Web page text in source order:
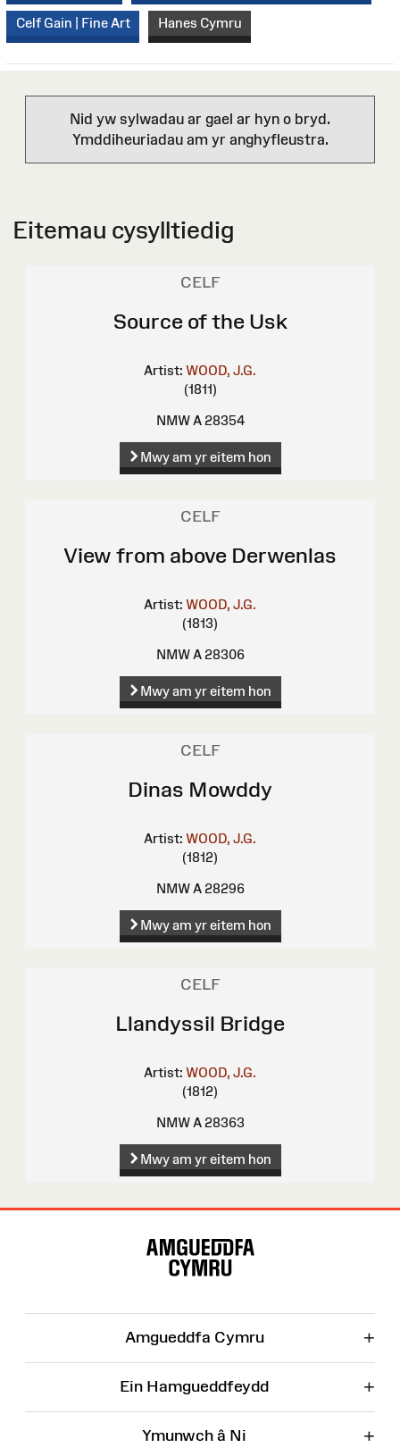
Celf Gain | Fine Art Hanes Cymru
Nid yw sylwadau ar gael ar hyn o bryd.
Ymddiheuriadau am yr anghyfleustra.
Eitemau cysylltiedig
CELF
Source of the Usk
Artist: WOOD, J.G.
(1811)
NMW A 28354
Mwy am yr eitem hon
CELF
View from above Derwenlas
Artist: WOOD, J.G.
(1813)
NMW A 28306
Mwy am yr eitem hon
CELF
Dinas Mowddy
Artist: WOOD, J.G.
(1812)
NMW A 28296
Mwy am yr eitem hon
CELF
Llandyssil Bridge
Artist: WOOD, J.G.
(1812)
NMW A 28363
Mwy am yr eitem hon
Amgueddfa Cymru +
Ein Hamgueddfeydd +
Ymunwch â Ni +